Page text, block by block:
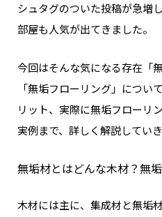
シュタグのついた投稿が急増
部屋も人気が出てきました。
今回はそんな気になる存在「
「無垢フローリング」につい
リット、実際に無垢フローリ
実例まで、詳しく解説してい
無垢材とはどんな木材？無
木材には主に、集成材と無垢